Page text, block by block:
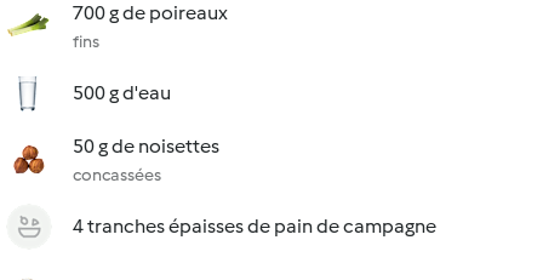
700 g de poireaux
fins
500 g d'eau
50 g de noisettes
concassées
4 tranches épaisses de pain de campagne